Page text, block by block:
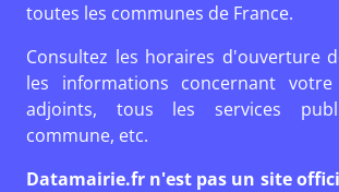
toutes les communes de France.
Consultez les horaires d'ouverture
les informations concernant
adjoints, tous les services
commune, etc.
Datamairie.fr n'est pas un site